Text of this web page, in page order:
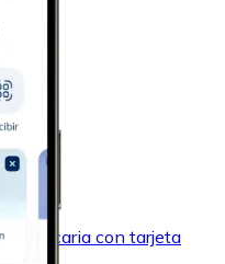
bancaria con tarjeta